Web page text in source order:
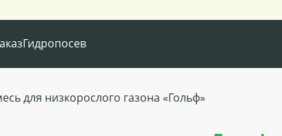
Гидропосев
для низкорослого газона «Гольф»